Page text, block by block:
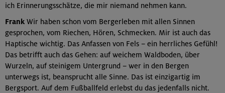
ich Erinnerungsschätze, die mir niemand nehmen kann.
Frank Wir haben schon vom Bergerleben mit allen Sinnen
gesprochen, vom Riechen, Hören, Schmecken. Mir ist auch das
Haptische wichtig. Das Anfassen von Fels – ein herrliches Gefühl!
Das betrifft auch das Gehen: auf weichem Waldboden, über
Wurzeln, auf steinigem Untergrund – wer in den Bergen
unterwegs ist, beansprucht alle Sinne. Das ist einzigartig im
Bergsport. Auf dem Fußballfeld erlebst du das jedenfalls nicht.